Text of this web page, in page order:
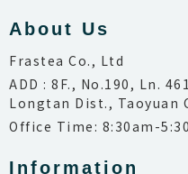
About Us
Frastea Co., Ltd
ADD : 8F., No.190, Ln.
Longtan Dist., Taoyuan
Office Time: 8:30am-
Information